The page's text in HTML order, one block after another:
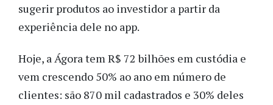
sugerir produtos ao investidor a partir da
experiência dele no app.
Hoje, a Ágora tem R$ 72 bilhões em custódia e
vem crescendo 50% ao ano em número de
clientes: são 870 mil cadastrados e 30% deles